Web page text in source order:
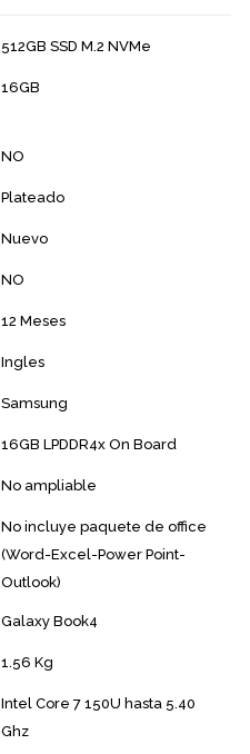
512GB SSD M.2 NVMe
16GB
NO
Plateado
Nuevo
NO
12 Meses
Ingles
Samsung
16GB LPDDR4x On Board
No ampliable
No incluye paquete de office
(Word-Excel-Power Point-
Outlook)
Galaxy Book4
1.56 Kg
Intel Core 7 150U hasta 5.40
Ghz